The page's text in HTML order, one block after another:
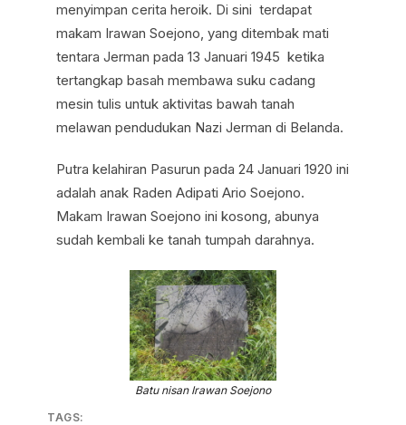
menyimpan cerita heroik. Di sini terdapat
makam Irawan Soejono, yang ditembak mati
tentara Jerman pada 13 Januari 1945 ketika
tertangkap basah membawa suku cadang
mesin tulis untuk aktivitas bawah tanah
melawan pendudukan Nazi Jerman di Belanda.
Putra kelahiran Pasurun pada 24 Januari 1920 ini
adalah anak Raden Adipati Ario Soejono.
Makam Irawan Soejono ini kosong, abunya
sudah kembali ke tanah tumpah darahnya.
Batu nisan Irawan Soejono
TAGS: